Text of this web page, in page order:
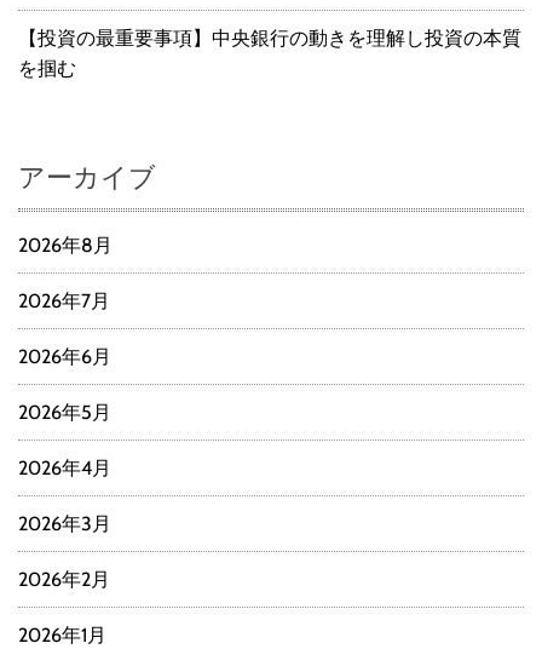
【投資の最重要事項】中央銀行の動きを理解し投資の本質
を掴む
アーカイブ
2026年8月
2026年7月
2026年6月
2026年5月
2026年4月
2026年3月
2026年2月
2026年1月